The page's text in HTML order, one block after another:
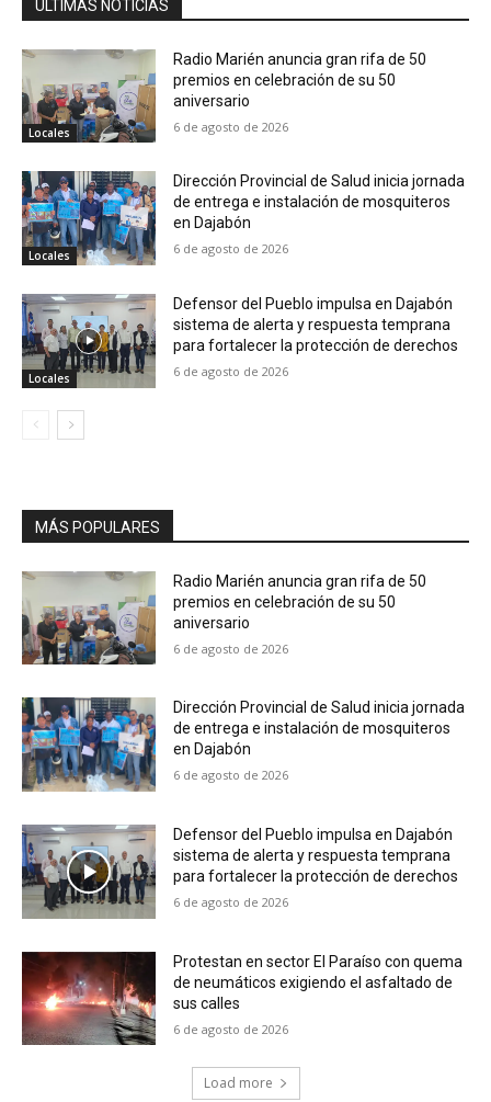
ÚLTIMAS NOTICIAS
Locales
Radio Marién anuncia gran rifa de 50
premios en celebración de su 50
aniversario
6 de agosto de 2026
Locales
Dirección Provincial de Salud inicia jornada
de entrega e instalación de mosquiteros
en Dajabón
6 de agosto de 2026
Locales
Defensor del Pueblo impulsa en Dajabón
sistema de alerta y respuesta temprana
para fortalecer la protección de derechos
6 de agosto de 2026
MÁS POPULARES
Radio Marién anuncia gran rifa de 50
premios en celebración de su 50
aniversario
6 de agosto de 2026
Dirección Provincial de Salud inicia jornada
de entrega e instalación de mosquiteros
en Dajabón
6 de agosto de 2026
Defensor del Pueblo impulsa en Dajabón
sistema de alerta y respuesta temprana
para fortalecer la protección de derechos
6 de agosto de 2026
Protestan en sector El Paraíso con quema
de neumáticos exigiendo el asfaltado de
sus calles
6 de agosto de 2026
Load more